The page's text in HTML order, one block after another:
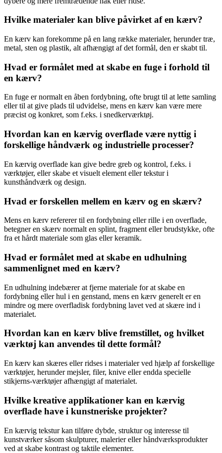
Hvilke materialer kan blive påvirket af en kærv?
En kærv kan forekomme på en lang række materialer, herunder træ,
metal, sten og plastik, alt afhængigt af det formål, den er skabt til.
Hvad er formålet med at skabe en fuge i forhold til
en kærv?
En fuge er normalt en åben fordybning, ofte brugt til at lette samling
eller til at give plads til udvidelse, mens en kærv kan være mere
præcist og konkret, som f.eks. i snedkerværktøj.
Hvordan kan en kærvig overflade være nyttig i
forskellige håndværk og industrielle processer?
En kærvig overflade kan give bedre greb og kontrol, f.eks. i
værktøjer, eller skabe et visuelt element eller tekstur i
kunsthåndværk og design.
Hvad er forskellen mellem en kærv og en skærv?
Mens en kærv refererer til en fordybning eller rille i en overflade,
betegner en skærv normalt en splint, fragment eller brudstykke, ofte
fra et hårdt materiale som glas eller keramik.
Hvad er formålet med at skabe en udhulning
sammenlignet med en kærv?
En udhulning indebærer at fjerne materiale for at skabe en
fordybning eller hul i en genstand, mens en kærv generelt er en
mindre og mere overfladisk fordybning lavet ved at skære ind i
materialet.
Hvordan kan en kærv blive fremstillet, og hvilket
værktøj kan anvendes til dette formål?
En kærv kan skæres eller ridses i materialer ved hjælp af forskellige
værktøjer, herunder mejsler, filer, knive eller endda specielle
stikjerns-værktøjer afhængigt af materialet.
Hvilke kreative applikationer kan en kærvig
overflade have i kunstneriske projekter?
En kærvig tekstur kan tilføre dybde, struktur og interesse til
kunstværker såsom skulpturer, malerier eller håndværksprodukter
ved at skabe kontrast og taktile elementer.